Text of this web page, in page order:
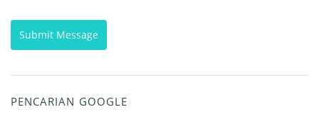
PENCARIAN GOOGLE